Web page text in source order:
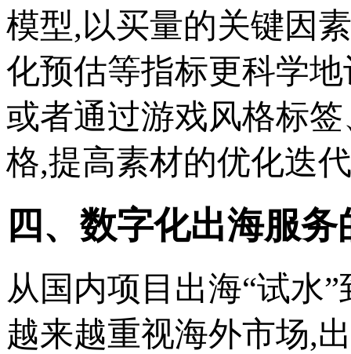
模型,以买量的关键因
化预估等指标更科学
或者通过游戏风格标
格,提高素材的优化迭
四、数字化出海服
从国内项目出海“试水
越来越重视海外市场,